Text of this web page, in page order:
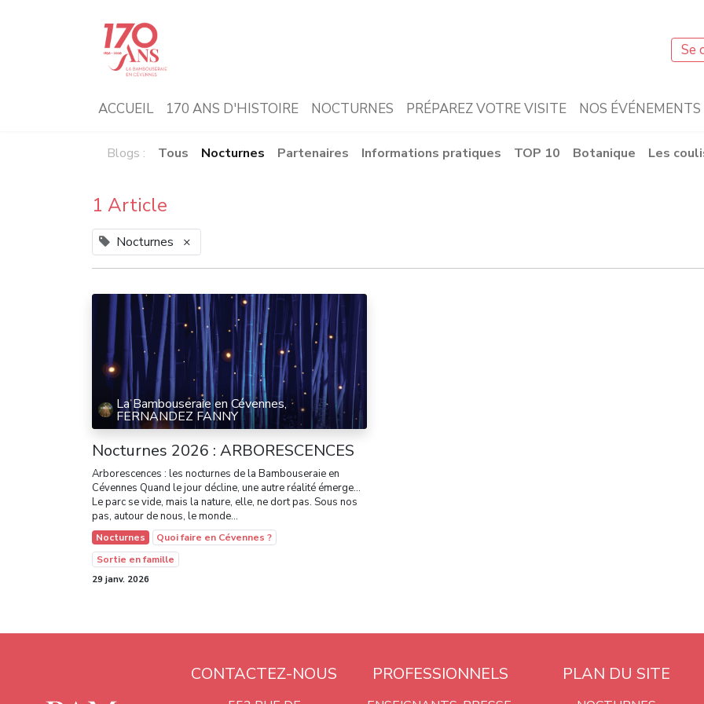
Se
ACCUEIL 170 ANS D'HISTOIRE NOCTURNES PRÉPAREZ VOTRE VISITE NOS ÉVÉNEMENTS
Blogs : Tous Nocturnes Partenaires Informations pratiques TOP 10 Botanique Les
1 Article
Nocturnes ×
La Bambouseraie en Cévennes,
FERNANDEZ FANNY
Nocturnes 2026 : ARBORESCENCES
Arborescences : les nocturnes de la Bambouseraie en
Cévennes Quand le jour décline, une autre réalité émerge…
Le parc se vide, mais la nature, elle, ne dort pas. Sous nos
pas, autour de nous, le monde...
Nocturnes
Quoi faire en Cévennes ?
Sortie en famille
29 janv. 2026
CONTACTEZ-NOUS PROFESSIONNELS PLAN DU SITE